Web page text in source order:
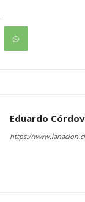
Eduardo
https://www.lanacion.cl